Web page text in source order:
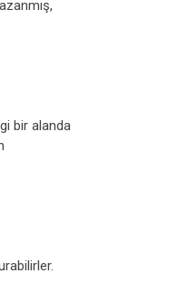
bir alanda